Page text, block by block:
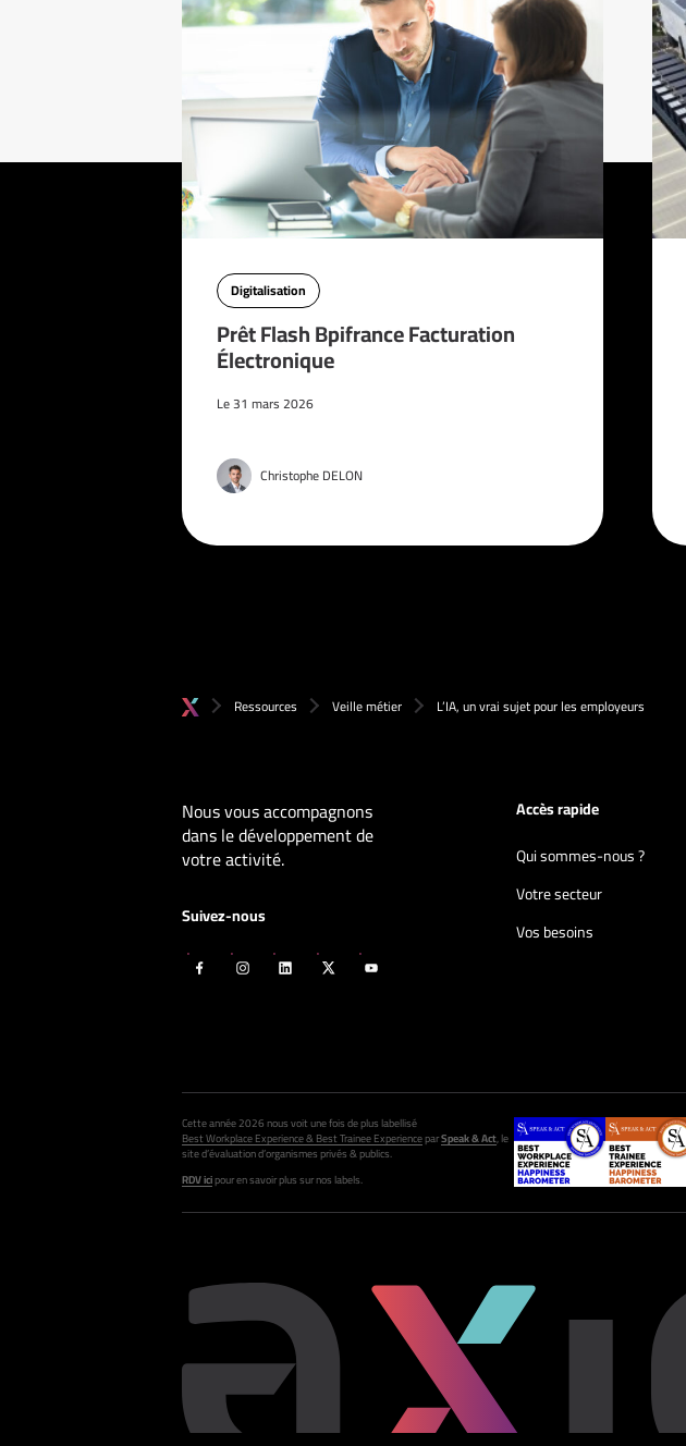
Digitalisation
Prêt Flash Bpifrance Facturation
Électronique
Le 31 mars 2026
Christophe DELON
Ressources Veille métier L’IA, un vrai sujet pour les employeurs
Nous vous accompagnons
dans le développement de
votre activité.
Suivez-nous
Accès rapide
Qui sommes-nous ?
Votre secteur
Vos besoins
Cette année 2026 nous voit une fois de plus labellisé
Best Workplace Experience & Best Trainee ExperienceparSpeak & Act, le
site d’évaluation d’organismes privés & publics.
RDV icipour en savoir plus sur nos labels.